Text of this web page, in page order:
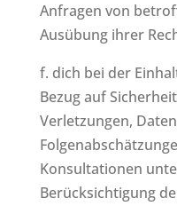
Anfragen von
Ausübung ihrer
f. dich bei der
Bezug auf
Verletzungen,
Konsultationen
Berücksichtigung